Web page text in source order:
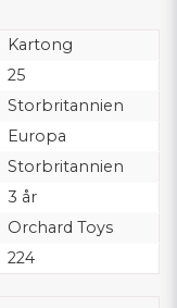
Kartong
25
Storbritannien
Europa
Storbritannien
3 år
Orchard Toys
224